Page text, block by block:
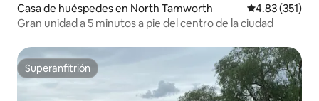
Casa de huéspedes en North Tamworth Calificación
4.83 (351)
Gran unidad a 5 minutos a pie del centro de la ciudad
Superanfitrión
Superanfitrión